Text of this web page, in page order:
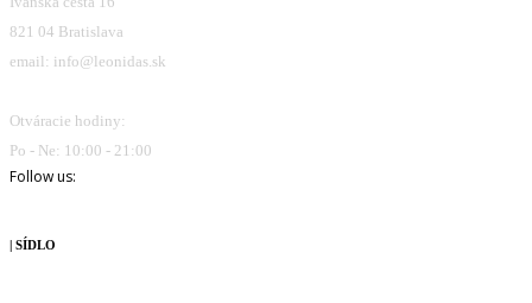
821 04 Bratislava
email: info@leonidas.sk
Otváracie hodiny:
Po - Ne: 10:00 - 21:00
Follow us:
| SÍDLO